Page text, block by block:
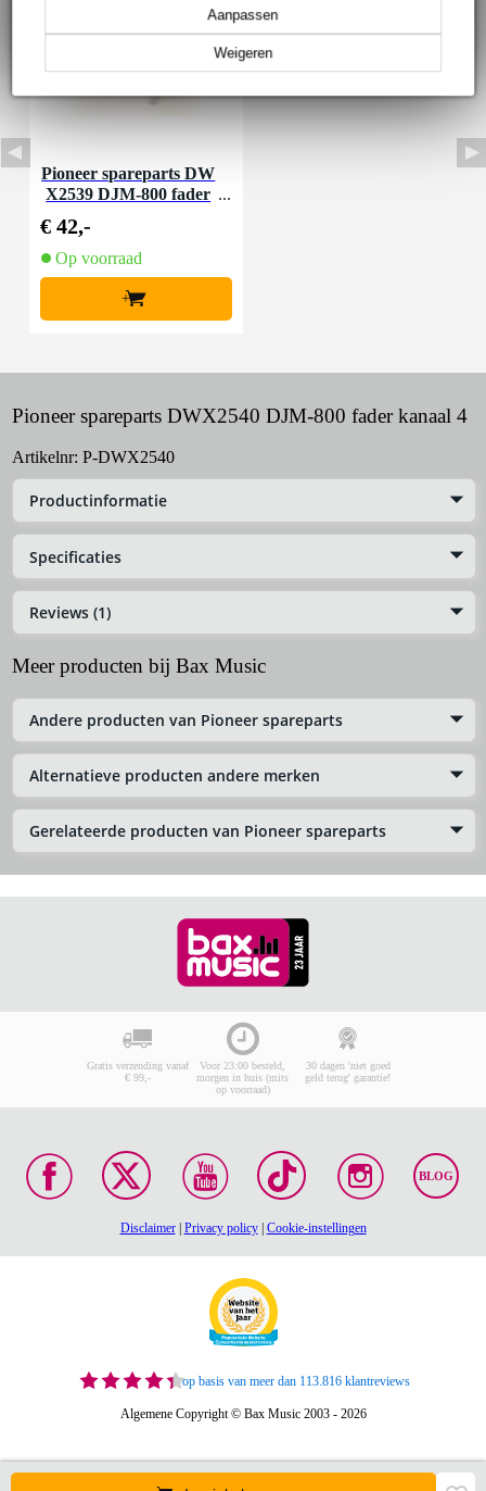
Weigeren
Aanpassen
Pioneer spareparts DW
X2539 DJM-800 fader
€ 42,-
Op voorraad
+
Pioneer spareparts DWX2540 DJM-800 fader kanaal 4
Artikelnr: P-DWX2540
Productinformatie
Specificaties
Reviews (1)
Meer producten bij Bax Music
Andere producten van Pioneer spareparts
Alternatieve producten andere merken
Gerelateerde producten van Pioneer spareparts
Gratis verzending vanaf
€ 99,-
Voor 23:00 besteld,
morgen in huis (mits
op voorraad)
30 dagen 'niet goed
geld terug' garantie!
BLOG
Disclaimer| Privacy policy| Cookie-instellingen
op basis van meer dan 113.816 klantreviews
Algemene Copyright © Bax Music 2003 - 2026